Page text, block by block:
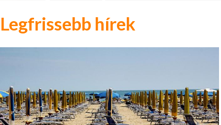
Legfrissebb hírek